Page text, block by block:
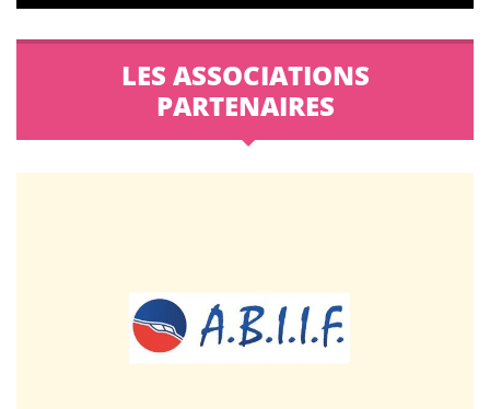
LES ASSOCIATIONS
PARTENAIRES